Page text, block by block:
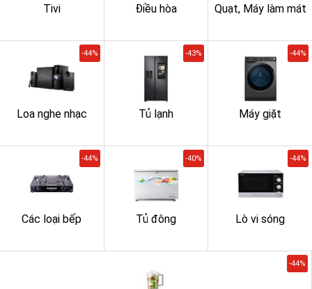
Tivi Điều hòa Quạt, Máy làm mát
Loa nghe nhạc
-44%
Tủ lạnh
-43%
Máy giặt
-44%
Các loại bếp
-44%
Tủ đông
-40%
Lò vi sóng
-44%
-44%